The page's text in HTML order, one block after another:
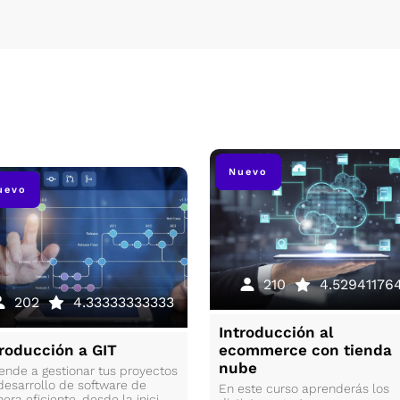
202 4.33333333333
a GIT
a gestionar tus proyectos
de software de
Nuevo
210
Introducción al
ecommerce con tienda
nube
En este curso aprenderás los